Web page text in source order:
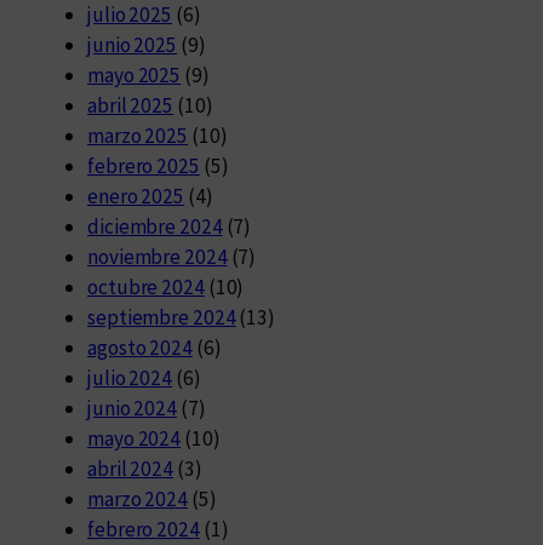
julio 2025 (6)
junio 2025 (9)
mayo 2025 (9)
abril 2025 (10)
marzo 2025 (10)
febrero 2025 (5)
enero 2025 (4)
diciembre 2024(7)
noviembre 2024(7)
octubre 2024(10)
septiembre 2024(13)
agosto 2024(6)
julio 2024 (6)
junio 2024 (7)
mayo 2024 (10)
abril 2024 (3)
marzo 2024 (5)
febrero 2024(1)